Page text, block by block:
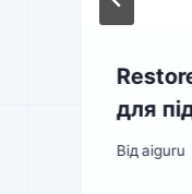
для
Відaiguru